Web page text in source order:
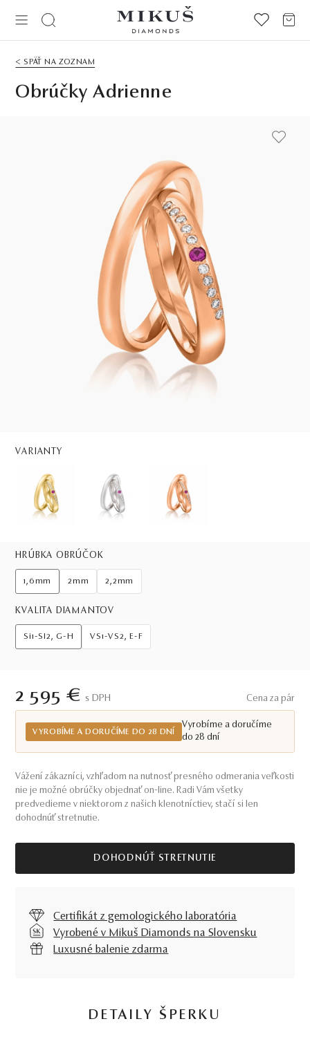
< SPÄŤ NA ZOZNAM
Obrúčky Adrienne
VARIANTY
HRÚBKA OBRÚČOK
1,6mm 2mm 2,2mm
KVALITA DIAMANTOV
Si1-SI2, G-H VS1-VS2, E-F
2 595 € S DPH Cena za pár
VYROBÍME A DORUČÍME DO 28 DNÍ
Vyrobíme a doručíme
do 28 dní
Vážení zákazníci, vzhľadom na nutnosť presného odmerania veľkosti
nie je možné obrúčky objednať on-line. Radi Vám všetky
predvedieme v niektorom z našich klenotníctiev, stačí si len
dohodnúť stretnutie.
DOHODNÚŤ STRETNUTIE
Certifikát z gemologického laboratória
Vyrobené v Mikuš Diamonds na Slovensku
Luxusné balenie zdarma
DETAILY ŠPERKU